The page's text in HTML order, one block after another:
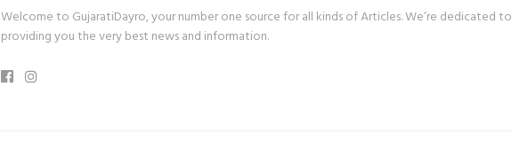
Welcome to GujaratiDayro, your number one source for all kinds of Articles. We’re dedicated to
providing you the very best news and information.